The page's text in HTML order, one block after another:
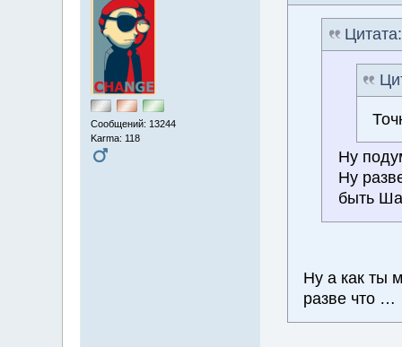
Сообщений: 13244
Karma: 118
Ну
Ну
быть
Ну а как ты
разве что …